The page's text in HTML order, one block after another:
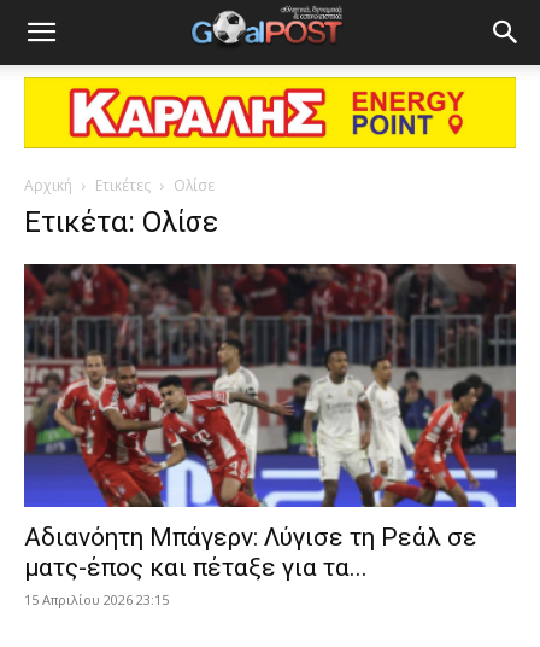
Αρχική Ετικέτες Ολίσε
Ετικέτα: Ολίσε
Αδιανόητη Μπάγερν: Λύγισε τη Ρεάλ σε
ματς-έπος και πέταξε για τα...
15 Απριλίου 2026 23:15